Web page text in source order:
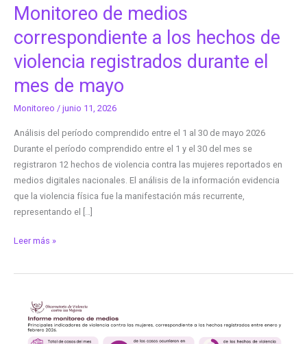
Monitoreo de medios
correspondiente a los hechos de
violencia registrados durante el
mes de mayo
Monitoreo / junio 11, 2026
Análisis del período comprendido entre el 1 al 30 de mayo 2026
Durante el período comprendido entre el 1 y el 30 del mes se
registraron 12 hechos de violencia contra las mujeres reportados en
medios digitales nacionales. El análisis de la información evidencia
que la violencia física fue la manifestación más recurrente,
representando el […]
mayo
Leer más »
Monitoreo
medios